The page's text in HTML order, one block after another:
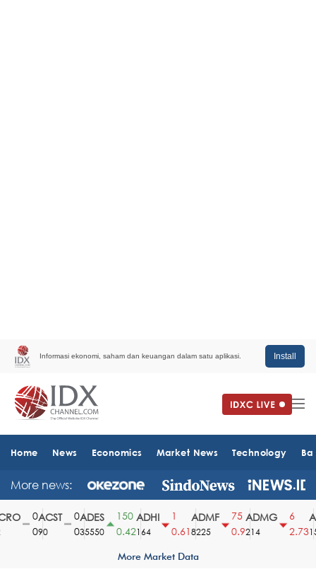
Informasi ekonomi, saham dan keuangan dalam satu aplikasi. Install
Home News Economics Market News Technology
More news:
ACST
90
ADES
35550
150
0.42
ADHI
164
0.61
ADMF
8225
75
0.9
ADMG
214
2.73
More Market Data